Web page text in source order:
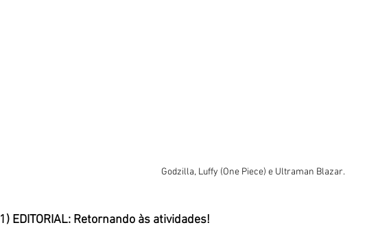
Godzilla, Luffy (One Piece) e Ultraman Blazar.
1) EDITORIAL: Retornando às atividades!